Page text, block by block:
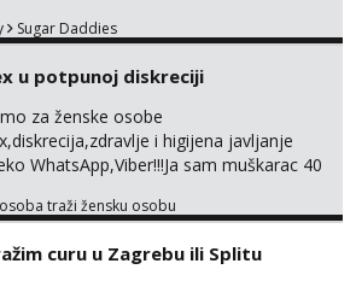
komunikativna, zgodna i atraktivna
Sugar Daddies
u potpunoj diskreciji
za ženske osobe
i higijena javljanje
WhatsApp,Viber!!!Ja sam muškarac 40
stvar dogovora otvoren za sve
traži žensku osobu
curu u Zagrebu ili Splitu